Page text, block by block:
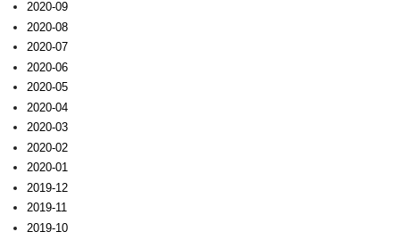
2020-09
2020-08
2020-07
2020-06
2020-05
2020-04
2020-03
2020-02
2020-01
2019-12
2019-11
2019-10